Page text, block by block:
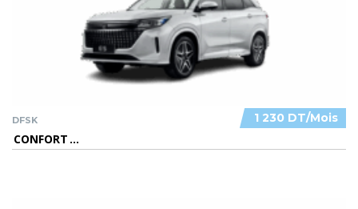
1 230 DT/Mois
DFSK
CONFORT ...